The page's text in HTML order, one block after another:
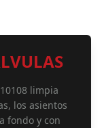
limpia
los asientos
fondo y con